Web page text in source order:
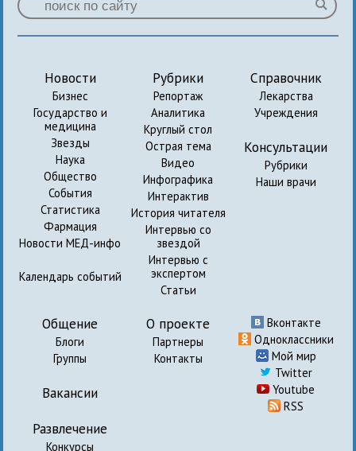
Новости
Бизнес
Государство и
медицина
Звезды
Наука
Общество
События
Статистика
Фармация
Новости МЕД-инфо
Календарь событий
Рубрики
Репортаж
Аналитика
Круглый стол
Острая тема
Видео
Инфографика
Интерактив
История читателя
Интервью со
звездой
Интервью с
экспертом
Статьи
Справочник
Лекарства
Учреждения
Консультации
Рубрики
Наши врачи
Общение
Блоги
Группы
Вакансии
Развлечение
Конкурсы
О проекте
Партнеры
Контакты
Вконтакте
Одноклассники
Мой мир
Twitter
Youtube
RSS